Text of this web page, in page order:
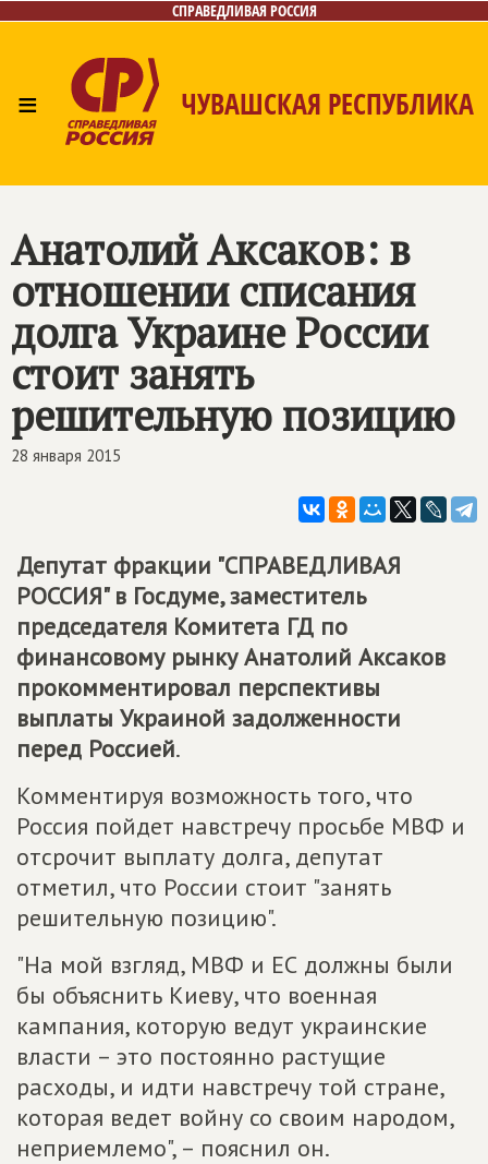
СПРАВЕДЛИВАЯ РОССИЯ
≡ ЧУВАШСКАЯ РЕСПУБЛИКА
Контакты
Анатолий Аксаков: в
отношении списания
долга Украине России
стоит занять
решительную позицию
28 января 2015
Депутат фракции "СПРАВЕДЛИВАЯ
РОССИЯ" в Госдуме, заместитель
председателя Комитета ГД по
финансовому рынку Анатолий Аксаков
прокомментировал перспективы
выплаты Украиной задолженности
перед Россией.
Комментируя возможность того, что
Россия пойдет навстречу просьбе МВФ и
отсрочит выплату долга, депутат
отметил, что России стоит "занять
решительную позицию".
"На мой взгляд, МВФ и ЕС должны были
бы объяснить Киеву, что военная
кампания, которую ведут украинские
власти – это постоянно растущие
расходы, и идти навстречу той стране,
которая ведет войну со своим народом,
неприемлемо", – пояснил он.